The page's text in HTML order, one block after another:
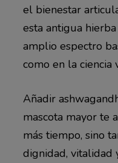
el bienestar
esta antigua
amplio espectro
como en la ciencia
Añadir
mascota mayor te
más tiempo, sino
dignidad, vitalidad